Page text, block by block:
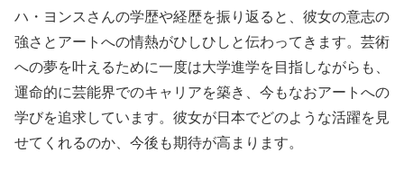
ハ・ヨンスさんの学歴や経歴を振り返ると、彼女の意志の
強さとアートへの情熱がひしひしと伝わってきます。芸術
への夢を叶えるために一度は大学進学を目指しながらも、
運命的に芸能界でのキャリアを築き、今もなおアートへの
学びを追求しています。彼女が日本でどのような活躍を見
せてくれるのか、今後も期待が高まります。